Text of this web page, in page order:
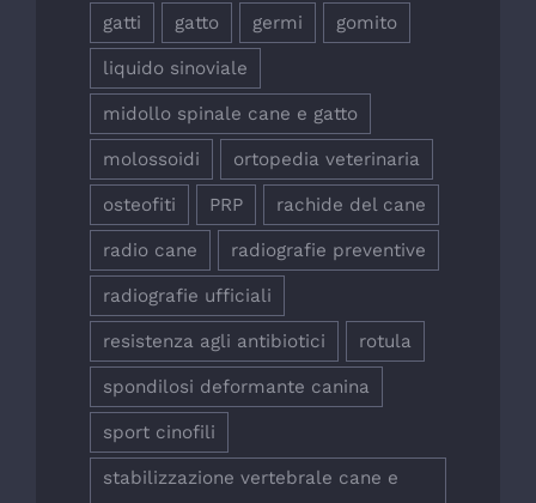
gatti gatto germi gomito
liquido sinoviale
midollo spinale cane e gatto
molossoidi ortopedia veterinaria
osteofiti PRP rachide del cane
radio cane radiografie preventive
radiografie ufficiali
resistenza agli antibiotici rotula
spondilosi deformante canina
sport cinofili
stabilizzazione vertebrale cane e